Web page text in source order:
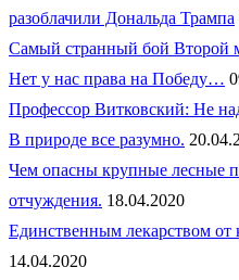
разоблачили Дональда Трампа
Самый странный бой Второй
Нет у нас права на Победу…
Профессор Витковский: Не
В природе все разумно.
Чем опасны крупные лесные
отчуждения. 18.04.2020
Единственным лекарством от
14.04.2020